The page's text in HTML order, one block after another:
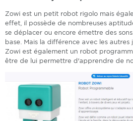
Zowi est un petit robot rigolo mais
effet, il possède de nombreuses
se déplacer ou encore émettre des
base. Mais la différence avec les
Zowi est également un robot
être de lui permettre d'apprendre de